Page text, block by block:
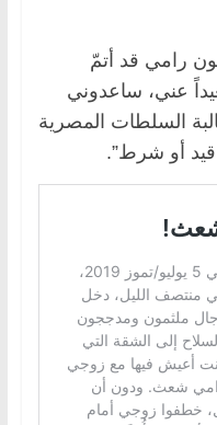
5 يوليو 2021، يكون رامي قد أتمّ
عني، ساعدوني
السلطات المصرية
قيد أو شرط”.